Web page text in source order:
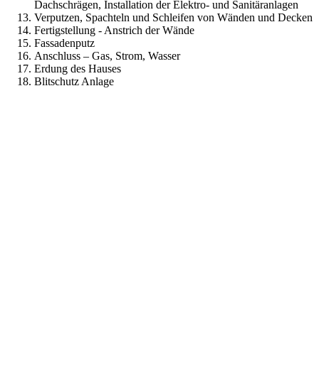
Dachschrägen, Installation der Elektro- und Sanitäranlagen
Verputzen, Spachteln und Schleifen von Wänden und Decken
Fertigstellung - Anstrich der Wände
Fassadenputz
Anschluss – Gas, Strom, Wasser
Erdung des Hauses
Blitschutz Anlage